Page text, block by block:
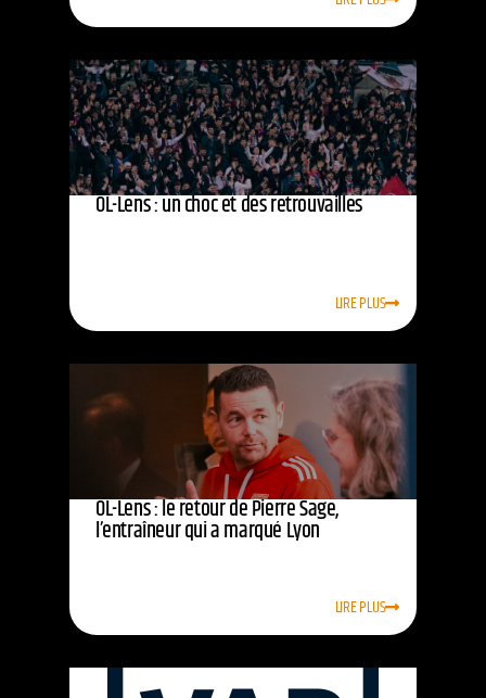
OL-Lens : un choc et des retrouvailles
LIRE PLUS
OL-Lens : le retour de Pierre Sage,
l’entraîneur qui a marqué Lyon
LIRE PLUS